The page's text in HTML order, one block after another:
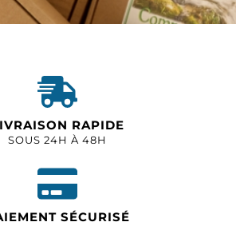
RAPIDE
SOUS 24H À 48H
SÉCURISÉ